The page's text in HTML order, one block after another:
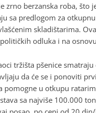
zrno berzanska roba, što
sa predlogom za
skladištarima.
odluka i na
tržišta pšenice
da će se i ponoviti
pomogne u otkupu
sa najviše 100.000